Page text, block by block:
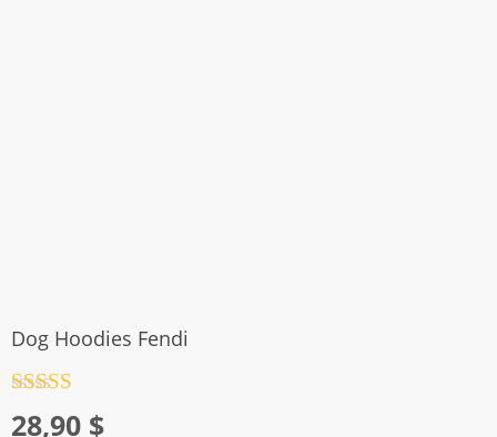
Dog Hoodies Fendi
out of 5
28,90 $